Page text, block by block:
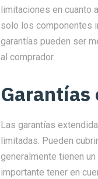
limitaciones en cuanto
solo los componentes
garantías pueden ser
al comprador.
Garantías
Las garantías
limitadas. Pueden
generalmente tienen
importante tener en